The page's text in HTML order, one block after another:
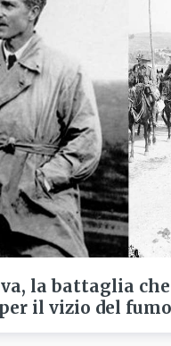
la battaglia
il vizio del fumo